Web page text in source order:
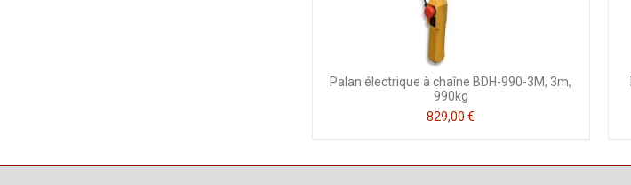
Palan électrique à chaîne BDH-990-3M, 3m,
990kg
829,00 €